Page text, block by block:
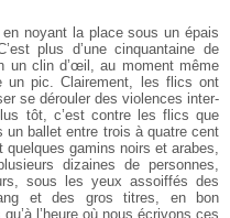
noyant la place sous un épais
plus d’une cinquantaine de
un clin d’œil, au moment même
un pic. Clairement, les flics ont
se dérouler des violences inter-
tôt, c’est contre les flics que
un ballet entre trois à quatre cent
gamins noirs et arabes,
dizaines de personnes,
sous les yeux assoiffés des
et des gros titres, en bon
l’heure où nous écrivons ces